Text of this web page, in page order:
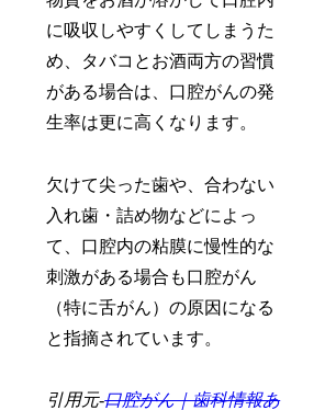
に吸収しやすくしてしまうた
め、タバコとお酒両方の習慣
がある場合は、口腔がんの発
生率は更に高くなります。
欠けて尖った歯や、合わない
入れ歯・詰め物などによっ
て、口腔内の粘膜に慢性的な
刺激がある場合も口腔がん
（特に舌がん）の原因になる
と指摘されています。
引用元-口腔がん｜歯科情報あ